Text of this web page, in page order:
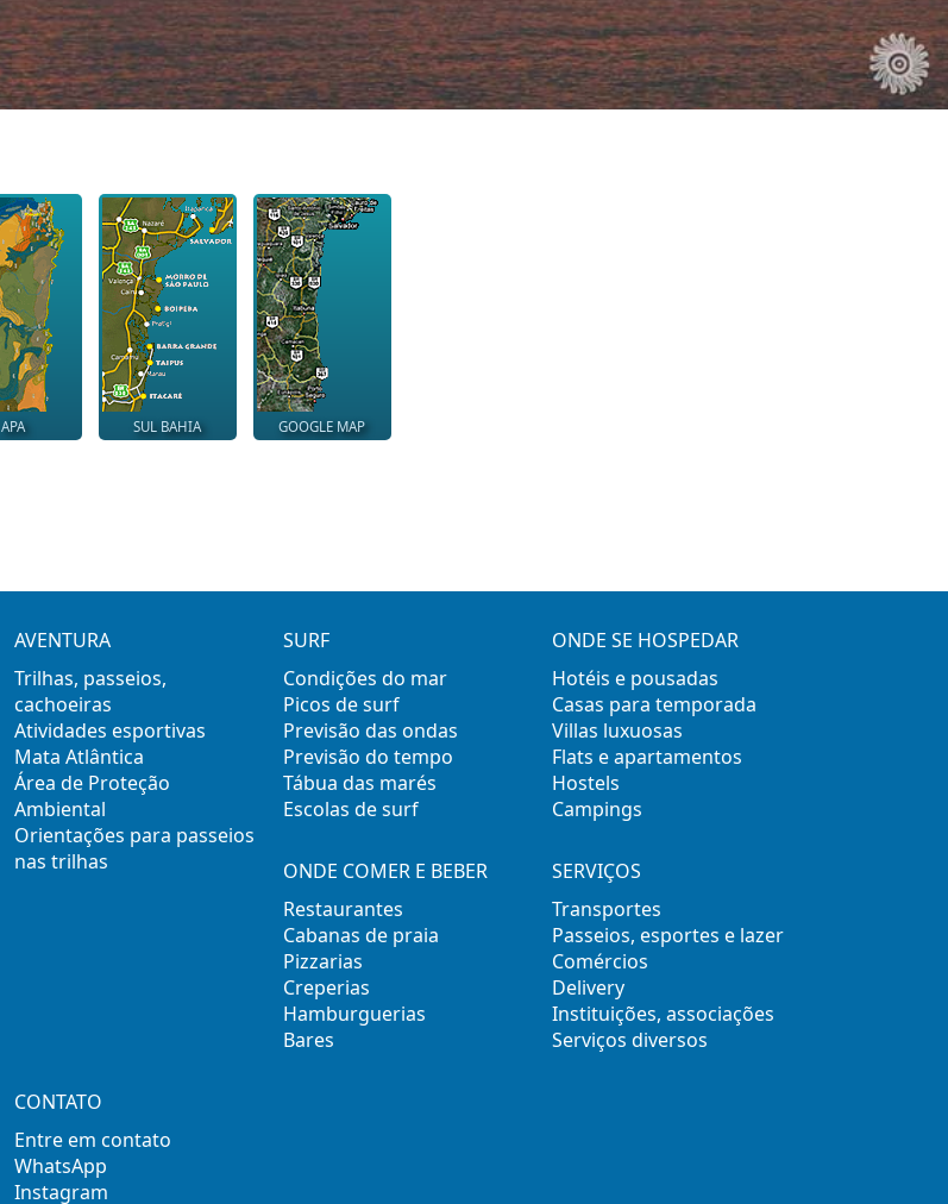
APA SUL BAHIA GOOGLE MAP
AVENTURA
Trilhas, passeios,
cachoeiras
Atividades esportivas
Mata Atlântica
Área de Proteção
Ambiental
Orientações para passeios
nas trilhas
SURF
Condições do mar
Picos de surf
Previsão das ondas
Previsão do tempo
Tábua das marés
Escolas de surf
ONDE SE HOSPEDAR
Hotéis e pousadas
Casas para temporada
Villas luxuosas
Flats e apartamentos
Hostels
Campings
ONDE COMER E BEBER
Restaurantes
Cabanas de praia
Pizzarias
Creperias
Hamburguerias
Bares
SERVIÇOS
Transportes
Passeios, esportes e lazer
Comércios
Delivery
Instituições, associações
Serviços diversos
CONTATO
Entre em contato
WhatsApp
Instagram